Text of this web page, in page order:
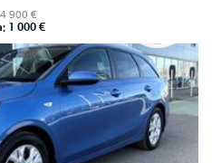
900 €
1 000 €